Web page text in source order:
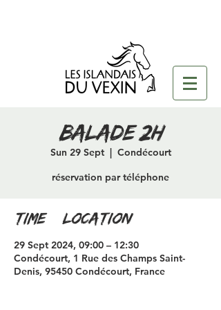
Balade 2H
Sun 29 Sept
  |
Condécourt
réservation par téléphone
Time & Location
29 Sept 2024, 09:00 – 12:30
Condécourt, 1 Rue des Champs Saint-
Denis, 95450 Condécourt, France